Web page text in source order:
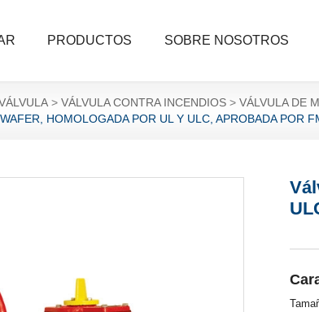
PRODUCTOS SOBRE NOSOTROS
VÁLVULA CONTRA INCENDIOS
VÁLVULA DE
HOMOLOGADA POR UL Y ULC, APROBADA POR